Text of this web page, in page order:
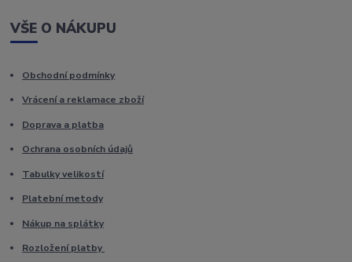
VŠE O NÁKUPU
Obchodní podmínky
Vrácení a reklamace zboží
Doprava a platba
Ochrana osobních údajů
Tabulky velikostí
Platební metody
Nákup na splátky
Rozložení platby